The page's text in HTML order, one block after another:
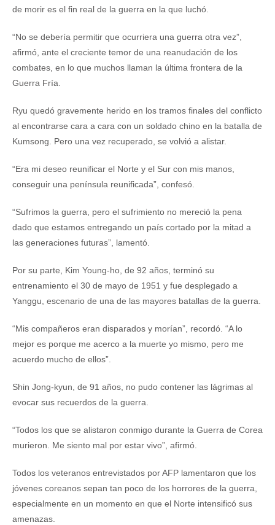
de morir es el fin real de la guerra en la que luchó.
“No se debería permitir que ocurriera una guerra otra vez”,
afirmó, ante el creciente temor de una reanudación de los
combates, en lo que muchos llaman la última frontera de la
Guerra Fría.
Ryu quedó gravemente herido en los tramos finales del conflicto
al encontrarse cara a cara con un soldado chino en la batalla de
Kumsong. Pero una vez recuperado, se volvió a alistar.
“Era mi deseo reunificar el Norte y el Sur con mis manos,
conseguir una península reunificada”, confesó.
“Sufrimos la guerra, pero el sufrimiento no mereció la pena
dado que estamos entregando un país cortado por la mitad a
las generaciones futuras”, lamentó.
Por su parte, Kim Young-ho, de 92 años, terminó su
entrenamiento el 30 de mayo de 1951 y fue desplegado a
Yanggu, escenario de una de las mayores batallas de la guerra.
“Mis compañeros eran disparados y morían”, recordó. “A lo
mejor es porque me acerco a la muerte yo mismo, pero me
acuerdo mucho de ellos”.
Shin Jong-kyun, de 91 años, no pudo contener las lágrimas al
evocar sus recuerdos de la guerra.
“Todos los que se alistaron conmigo durante la Guerra de Corea
murieron. Me siento mal por estar vivo”, afirmó.
Todos los veteranos entrevistados por AFP lamentaron que los
jóvenes coreanos sepan tan poco de los horrores de la guerra,
especialmente en un momento en que el Norte intensificó sus
amenazas.